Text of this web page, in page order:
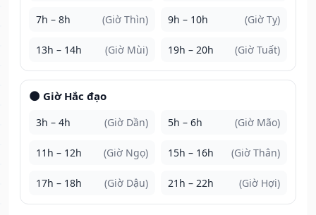
7h – 8h (Giờ Thìn) 9h – 10h (Giờ Tỵ)
13h – 14h (Giờ Mùi) 19h – 20h (Giờ Tuất)
🌑 Giờ Hắc đạo
3h – 4h (Giờ Dần) 5h – 6h (Giờ Mão)
11h – 12h (Giờ Ngọ) 15h – 16h (Giờ Thân)
17h – 18h (Giờ Dậu) 21h – 22h (Giờ Hợi)